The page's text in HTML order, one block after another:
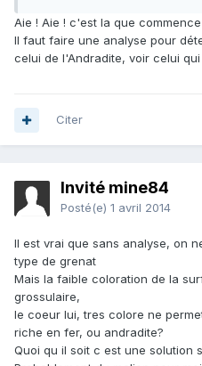
Aie ! Aie ! c'est la que
Il faut faire une analyse pour
celui de l'Andradite, voir celui
Citer
Invité mine84
Posté(e) 1 avril 2014
Il est vrai que sans analyse, on
type de grenat
Mais la faible coloration de la
grossulaire,
le coeur lui, tres colore ne
riche en fer, ou andradite?
Quoi qu il soit c est une solution